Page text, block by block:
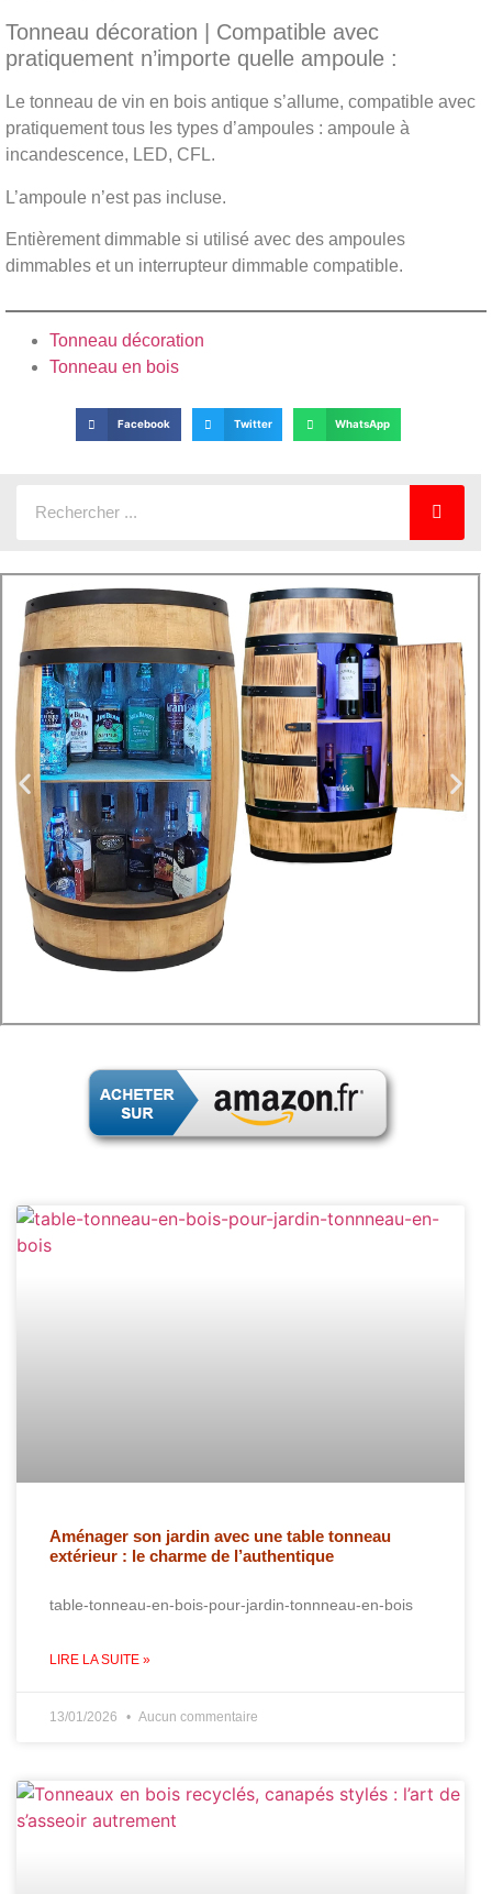
Tonneau décoration | Compatible avec
pratiquement n’importe quelle ampoule :
Le tonneau de vin en bois antique s’allume, compatible avec
pratiquement tous les types d’ampoules : ampoule à
incandescence, LED, CFL.
L’ampoule n’est pas incluse.
Entièrement dimmable si utilisé avec des ampoules
dimmables et un interrupteur dimmable compatible.
Tonneau décoration
Tonneau en bois
Facebook Twitter WhatsApp
Aménager son jardin avec une table tonneau
extérieur : le charme de l’authentique
table-tonneau-en-bois-pour-jardin-tonnneau-en-bois
LIRE LA SUITE »
13/01/2026 Aucun commentaire